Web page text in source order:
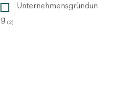
Unternehmensgründun
g (2)